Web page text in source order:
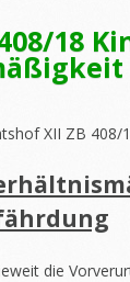
408/18
XII ZB 408/
die